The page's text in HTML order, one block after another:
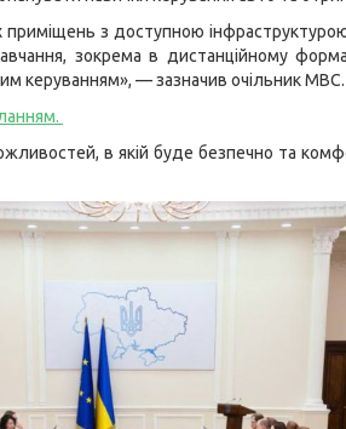
з доступною
зокрема в дистанційному
керуванням», — зазначив очільник МВС.
в якій буде безпечно та